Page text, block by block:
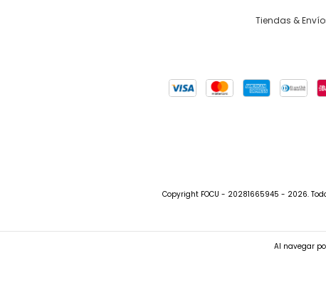
Al navegar
Tiendas &
Copyright FOCU - 20281665945 - 2026.